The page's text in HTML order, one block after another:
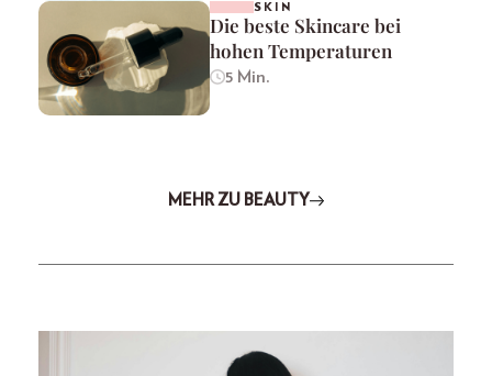
SKIN
Die beste Skincare bei
hohen Temperaturen
5 Min.
MEHR ZU BEAUTY